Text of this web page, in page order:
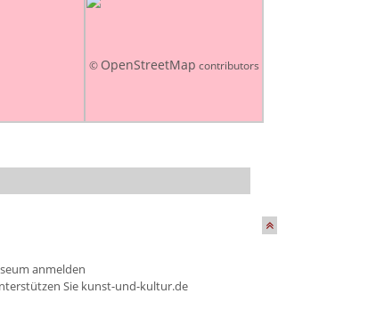
© OpenStreetMap contributors
anmelden
Sie kunst-und-kultur.de